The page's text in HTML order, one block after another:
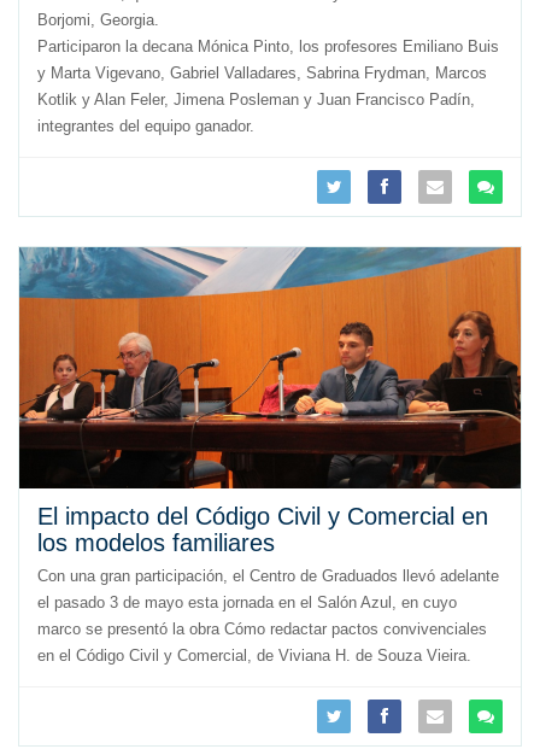
Borjomi, Georgia.
Participaron la decana Mónica Pinto, los profesores Emiliano Buis
y Marta Vigevano, Gabriel Valladares, Sabrina Frydman, Marcos
Kotlik y Alan Feler, Jimena Posleman y Juan Francisco Padín,
integrantes del equipo ganador.
El impacto del Código Civil y Comercial en
los modelos familiares
Con una gran participación, el Centro de Graduados llevó adelante
el pasado 3 de mayo esta jornada en el Salón Azul, en cuyo
marco se presentó la obra Cómo redactar pactos convivenciales
en el Código Civil y Comercial, de Viviana H. de Souza Vieira.